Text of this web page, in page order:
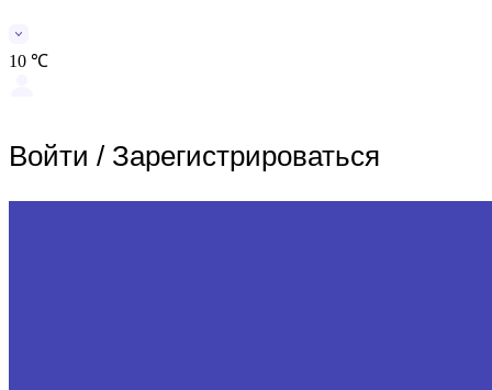
10 ℃
Войти / Зарегистрироваться